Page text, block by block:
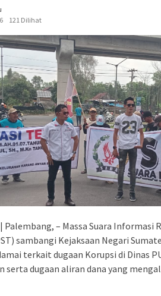
121 Dilihat
Palembang, – Massa Suara Informasi
sambangi Kejaksaan Negari
terkait dugaan Korupsi di Dinas
serta dugaan aliran dana yang